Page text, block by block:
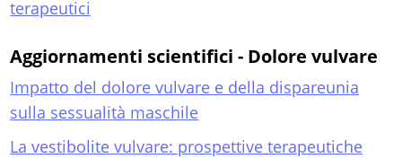
terapeutici
Aggiornamenti scientifici - Dolore vulvare
Impatto del dolore vulvare e della dispareunia
sulla sessualità maschile
La vestibolite vulvare: prospettive terapeutiche